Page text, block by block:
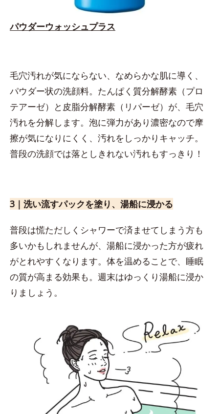
パウダーウォッシュプラス
毛穴汚れが気にならない、なめらかな肌に導く、
パウダー状の洗顔料。たんぱく質分解酵素（プロ
テアーゼ）と皮脂分解酵素（リパーゼ）が、毛穴
汚れを分解します。泡に弾力があり濃密なので摩
擦が気になりにくく、汚れをしっかりキャッチ。
普段の洗顔では落としきれない汚れもすっきり！
3｜洗い流すパックを塗り、湯船に浸かる
普段は慌ただしくシャワーで済ませてしまう方も
多いかもしれませんが、湯船に浸かった方が疲れ
がとれやすくなります。体を温めることで、睡眠
の質が高まる効果も。週末はゆっくり湯船に浸か
りましょう。